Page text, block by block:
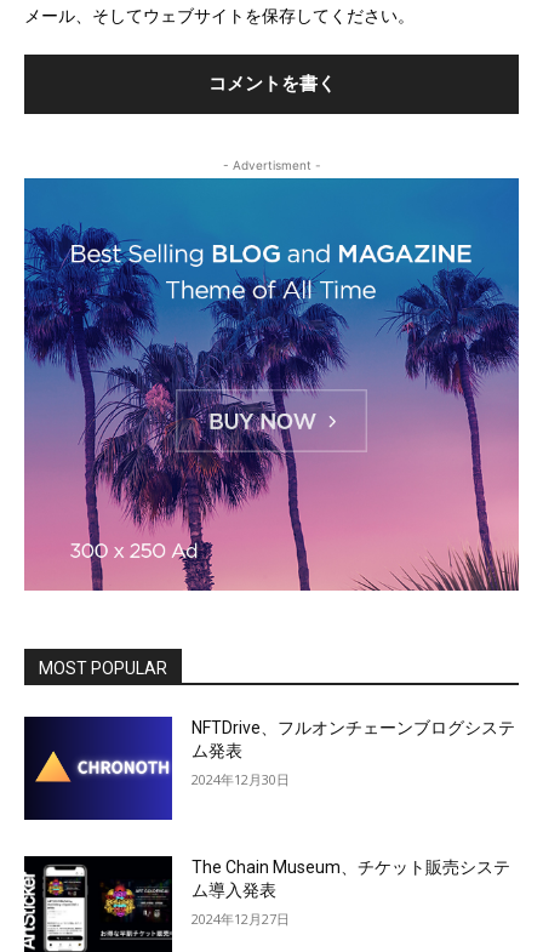
メール、そしてウェブサイトを保存してください。
- Advertisment -
MOST POPULAR
NFTDrive、フルオンチェーンブログシステ
ム発表
2024年12月30日
The Chain Museum、チケット販売システ
ム導入発表
2024年12月27日